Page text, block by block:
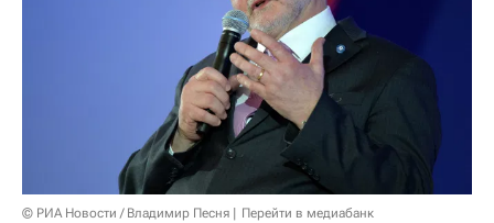
© РИА Новости / Владимир Песня Перейти в медиабанк